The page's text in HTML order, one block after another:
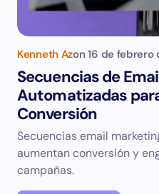
Kenneth Azon 16 de febrero
Secuencias de
Automatizadas
Conversión
Secuencias email
aumentan conversión y
campañas.